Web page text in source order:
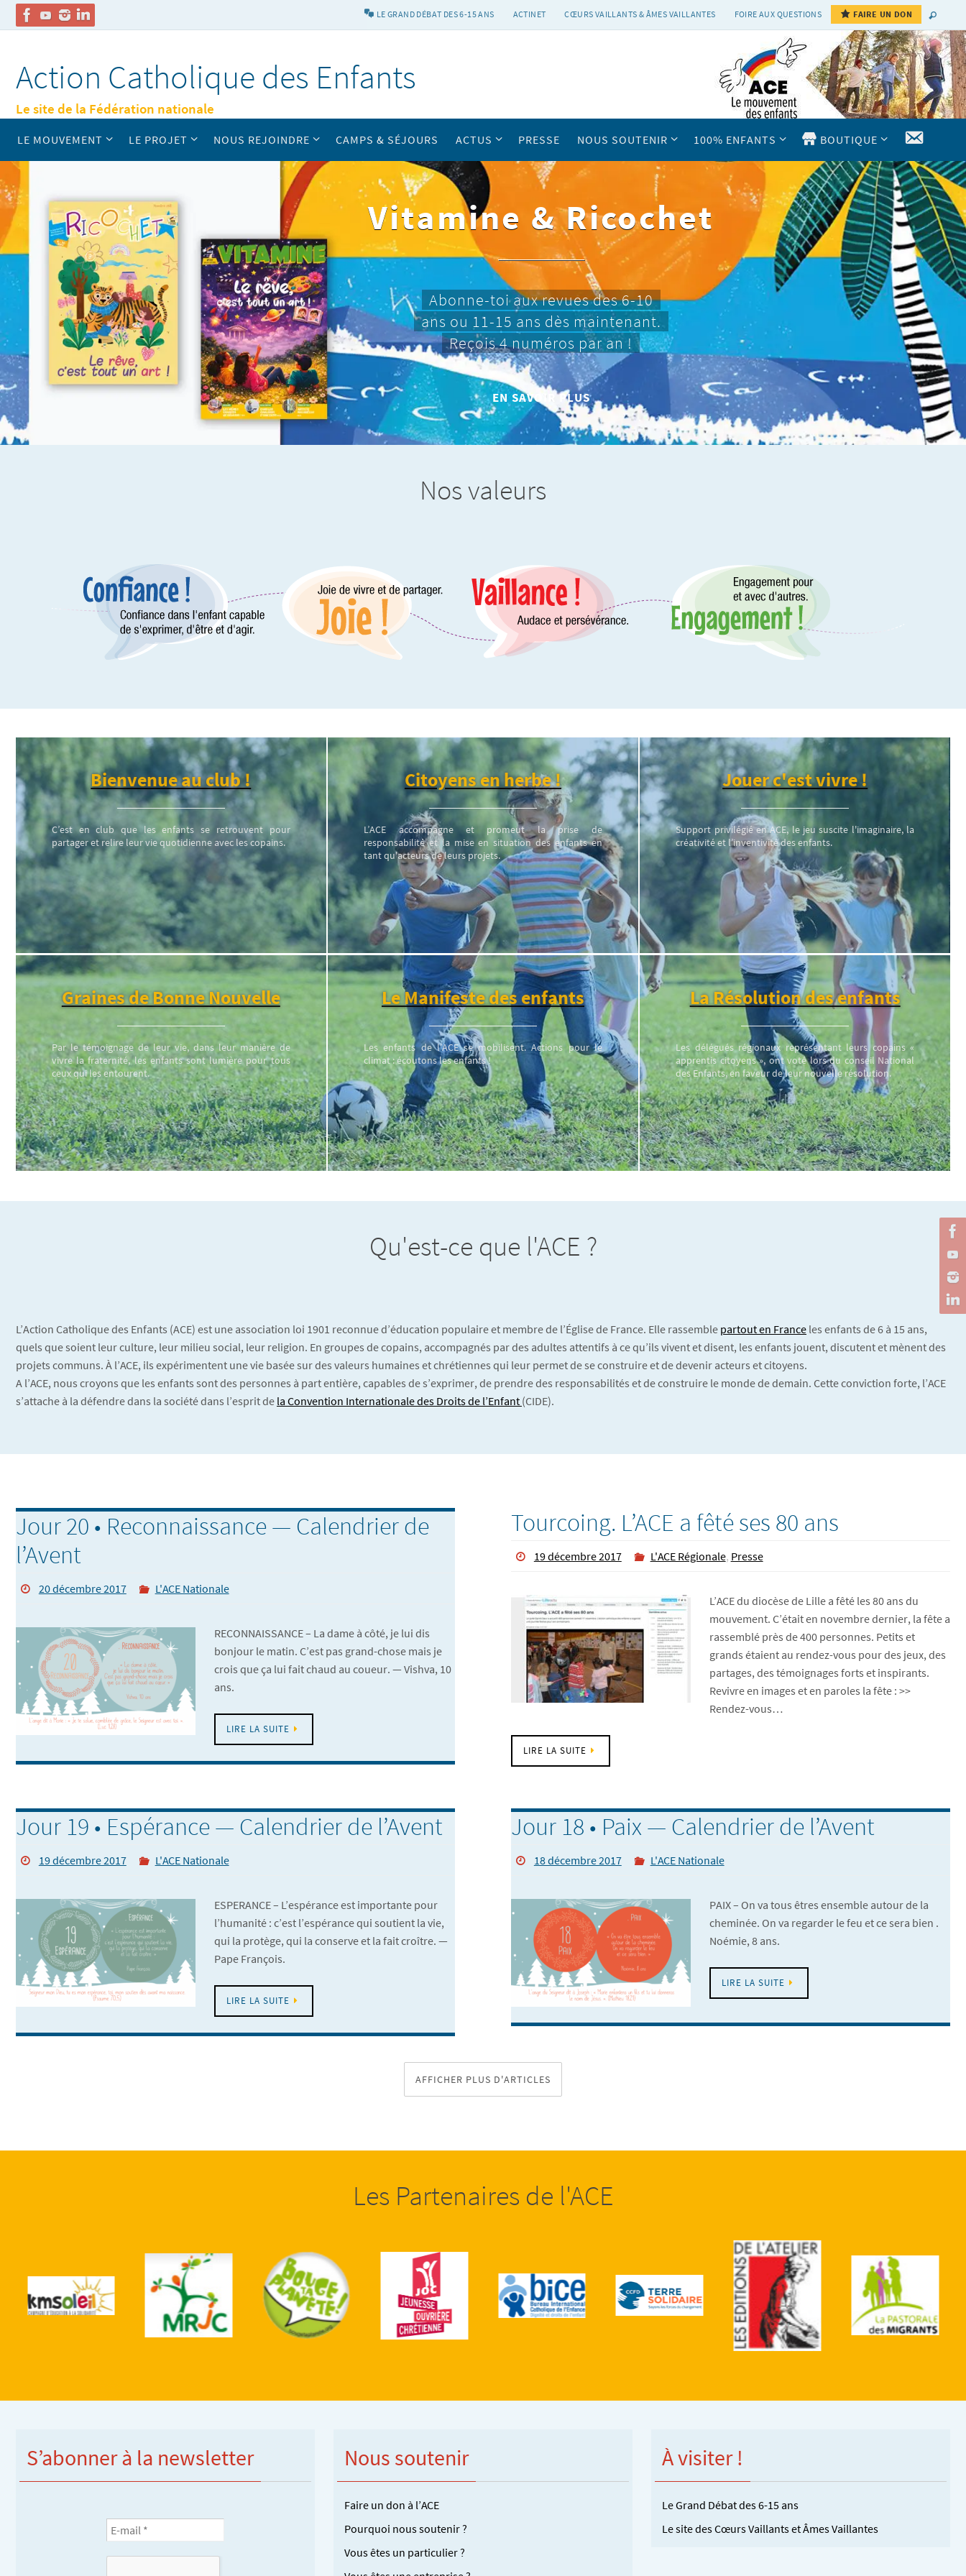
contenu
LE GRAND DÉBAT DES 6-15 ANS ACTINET CŒURS VAILLANTS & ÂMES VAILLANTES FOIRE AUX QUESTIONS FAIRE UN DON
Action Catholique des Enfants
Le site de la Fédération nationale
contenu
LE MOUVEMENT LE PROJET NOUS REJOINDRE CAMPS & SÉJOURS ACTUS PRESSE NOUS SOUTENIR 100% ENFANTS BOUTIQUE
Vitamine & Ricochet
Abonne-toi aux revues des 6-10
ans ou 11-15 ans dès maintenant.
Reçois 4 numéros par an !
EN SAVOIR PLUS
Nos valeurs
Bienvenue au club !
C’est en club que les enfants se retrouvent pour
partager et relire leur vie quotidienne avec les copains.
Citoyens en herbe !
L’ACE accompagne et promeut la prise de
responsabilité et la mise en situation des enfants en
tant qu'acteurs de leurs projets.
Jouer c'est vivre !
Support privilégié en ACE, le jeu suscite l'imaginaire, la
créativité et l’inventivité des enfants.
Graines de Bonne Nouvelle
Par le témoignage de leur vie, dans leur manière de
vivre la fraternité, les enfants sont lumière pour tous
ceux qui les entourent.
Le Manifeste des enfants
Les enfants de l’ACE se mobilisent. Actions pour le
climat : écoutons les enfants !
La Résolution des enfants
Les délégués régionaux représentant leurs copains «
apprentis citoyens », ont voté lors du conseil National
des Enfants, en faveur de leur nouvelle résolution.
Qu'est-ce que l'ACE ?
L’Action Catholique des Enfants (ACE) est une association loi 1901 reconnue d’éducation populaire et membre de l’Église de France. Elle rassemble partout en France les enfants de 6 à 15 ans,
quels que soient leur culture, leur milieu social, leur religion. En groupes de copains, accompagnés par des adultes attentifs à ce qu’ils vivent et disent, les enfants jouent, discutent et mènent des
projets communs. À l’ACE, ils expérimentent une vie basée sur des valeurs humaines et chrétiennes qui leur permet de se construire et de devenir acteurs et citoyens.
A l’ACE, nous croyons que les enfants sont des personnes à part entière, capables de s’exprimer, de prendre des responsabilités et de construire le monde de demain. Cette conviction forte, l’ACE
s’attache à la défendre dans la société dans l’esprit de la Convention Internationale des Droits de l’Enfant (CIDE).
Jour 20 • Reconnaissance — Calendrier de
l’Avent
20 décembre 2017 L'ACE Nationale
RECONNAISSANCE – La dame à côté, je lui dis
bonjour le matin. C’est pas grand-chose mais je
crois que ça lui fait chaud au coueur. — Vishva, 10
ans.
LIRE LA SUITE
Tourcoing. L’ACE a fêté ses 80 ans
19 décembre 2017 L'ACE Régionale, Presse
L’ACE du diocèse de Lille a fêté les 80 ans du
mouvement. C’était en novembre dernier, la fête a
rassemblé près de 400 personnes. Petits et
grands étaient au rendez-vous pour des jeux, des
partages, des témoignages forts et inspirants.
Revivre en images et en paroles la fête : >>
Rendez-vous…
LIRE LA SUITE
Jour 19 • Espérance — Calendrier de l’Avent
19 décembre 2017 L'ACE Nationale
ESPERANCE – L’espérance est importante pour
l’humanité : c’est l’espérance qui soutient la vie,
qui la protège, qui la conserve et la fait croître. —
Pape François.
LIRE LA SUITE
Jour 18 • Paix — Calendrier de l’Avent
18 décembre 2017 L'ACE Nationale
PAIX – On va tous êtres ensemble autour de la
cheminée. On va regarder le feu et ce sera bien .
Noémie, 8 ans.
LIRE LA SUITE
AFFICHER PLUS D'ARTICLES
Les Partenaires de l'ACE
S’abonner à la newsletter Nous soutenir
Faire un don à l’ACE
Pourquoi nous soutenir ?
Vous êtes un particulier ?
À visiter !
Le Grand Débat des 6-15 ans
Le site des Cœurs Vaillants et Âmes Vaillantes